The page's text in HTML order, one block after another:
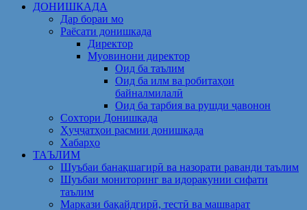
ДОНИШКАДА
Дар бораи мо
Раёсати донишкада
Директор
Муовинони директор
Оид ба таълим
Оид ба илм ва робитаҳои
байналмилалӣ
Оид ба тарбия ва рушди ҷавонон
Сохтори Донишкада
Ҳуҷҷатҳои расмии донишкада
Хабарҳо
ТАЪЛИМ
Шуъбаи банақшагирӣ ва назорати раванди таълим
Шуъбаи мониторинг ва идоракунии сифати
таълим
Маркази бақайдгирӣ, тестӣ ва машварат